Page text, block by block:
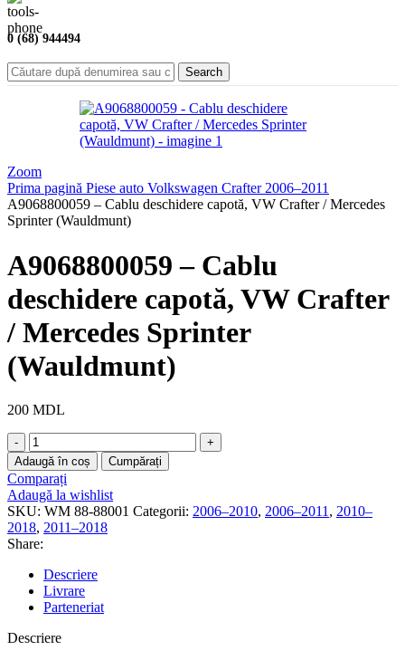
0 (68) 944494
Search
Zoom
Prima pagină Piese auto Volkswagen Crafter2006–2011
A9068800059 – Cablu deschidere capotă, VW Crafter / Mercedes
Sprinter (Wauldmunt)
A9068800059 – Cablu
deschidere capotă, VW Crafter
/ Mercedes Sprinter
(Wauldmunt)
200 MDL
Cantitate
A9068800059
-
Cablu
deschidere
capotă,
VW
Crafter
/
Mercedes
Sprinter
(Wauldmunt)
Adaugă în coș Cumpărați
Comparați
Adaugă la wishlist
SKU: WM 88-88001 Categorii: 2006–2010, 2006–2011 , 2010–
2018, 2011–2018
Share:
Descriere
Livrare
Parteneriat
Descriere